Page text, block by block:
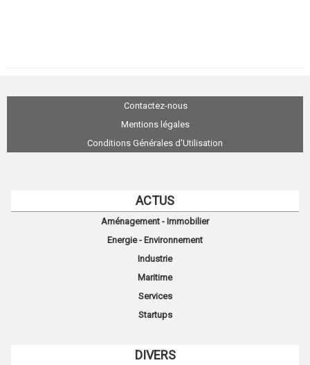
Contactez-nous
Mentions légales
Conditions Générales d'Utilisation
ACTUS
Aménagement - Immobilier
Energie - Environnement
Industrie
Maritime
Services
Startups
DIVERS